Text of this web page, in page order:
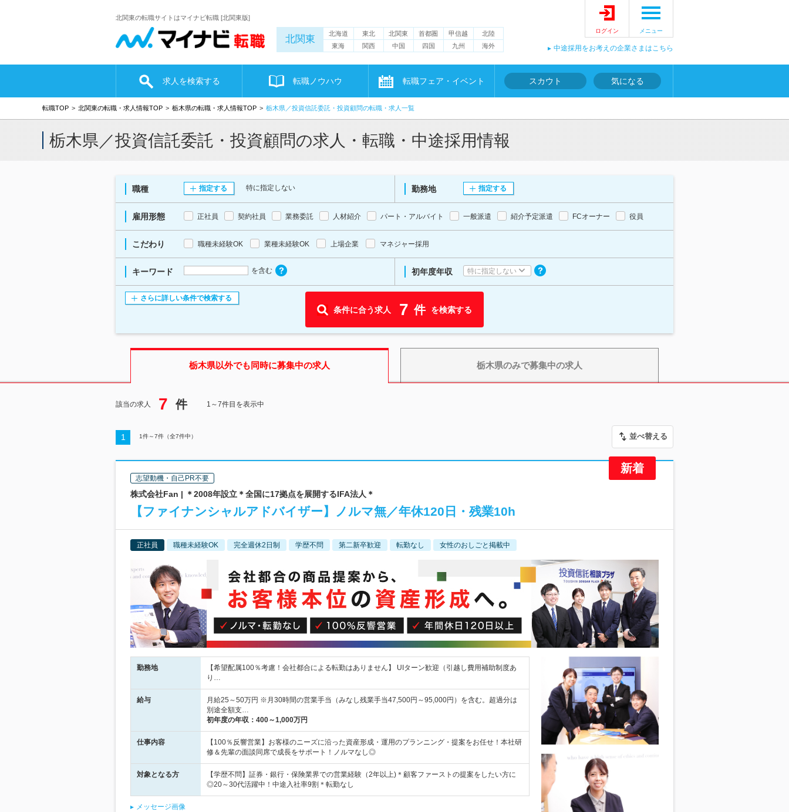
北関東の転職サイトはマイナビ転職 [北関東版]
北関東 北海道 東北 北関東 首都圏 甲信越
北陸
東海
関西 中国 四国 九州 海外
ログイン メニュー
中途採用をお考えの企業さまはこちら
求人を検索する 転職ノウハウ 転職フェア・イベント スカウト 気になる
転職TOP 北関東の転職・求人情報TOP 栃木県の転職・求人情報TOP 栃木県／投資信託委託・投資顧問の転職・求人一覧
栃木県／投資信託委託・投資顧問の求人・転職・中途採用情報
職種 指定する 特に指定しない 勤務地 指定する
雇用形態 正社員 契約社員 業務委託 人材紹介 パート・アルバイト 一般派遣 紹介予定派遣 FCオーナー 役員
こだわり 職種未経験OK 業種未経験OK 上場企業 マネジャー採用
キーワード を含む 初年度年収 特に指定しない
さらに詳しい条件で検索する
条件に合う求人 7 件 を検索する
栃木県以外でも同時に募集中の求人 栃木県のみで募集中の求人
該当の求人 7 件 1～7件目を表示中
1 1件～7件（全7件中） 並べ替える
志望動機・自己PR不要
株式会社Fan | ＊2008年設立＊全国に17拠点を展開するIFA法人＊
【ファイナンシャルアドバイザー】ノルマ無／年休120日・残業10h
正社員 職種未経験OK 完全週休2日制 学歴不問 第二新卒歓迎 転勤なし 女性のおしごと掲載中
勤務地
【希望配属100％考慮！会社都合による転勤はありません】 UIターン歓迎（引越し費用補助制度あ
り…
給与
月給25～50万円 ※月30時間の営業手当（みなし残業手当47,500円～95,000円）を含む。超過分は
別途全額支…
初年度の年収： 400～1,000万円
仕事内容
【100％反響営業】お客様のニーズに沿った資産形成・運用のプランニング・提案をお任せ！本社研
修＆先輩の面談同席で成長をサポート！ノルマなし◎
対象となる方
【学歴不問】証券・銀行・保険業界での営業経験（2年以上)＊顧客ファーストの提案をしたい方に
◎20～30代活躍中！中途入社率9割＊転勤なし
メッセージ画像